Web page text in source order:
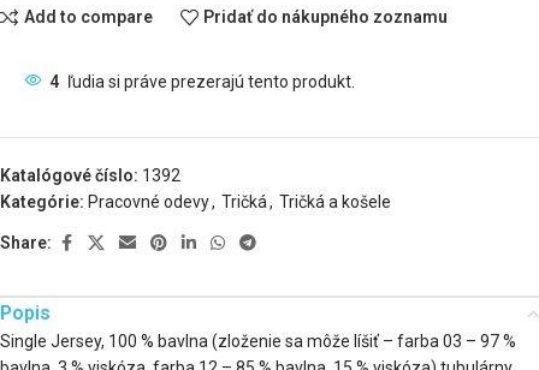
Add to compare Pridať do nákupného zoznamu
4 ľudia si práve prezerajú tento produkt.
Katalógové číslo: 1392
Kategórie: Pracovné odevy, Tričká, Tričká a košele
Share:
Popis
Single Jersey, 100 % bavlna (zloženie sa môže líšiť – farba 03 – 97 %